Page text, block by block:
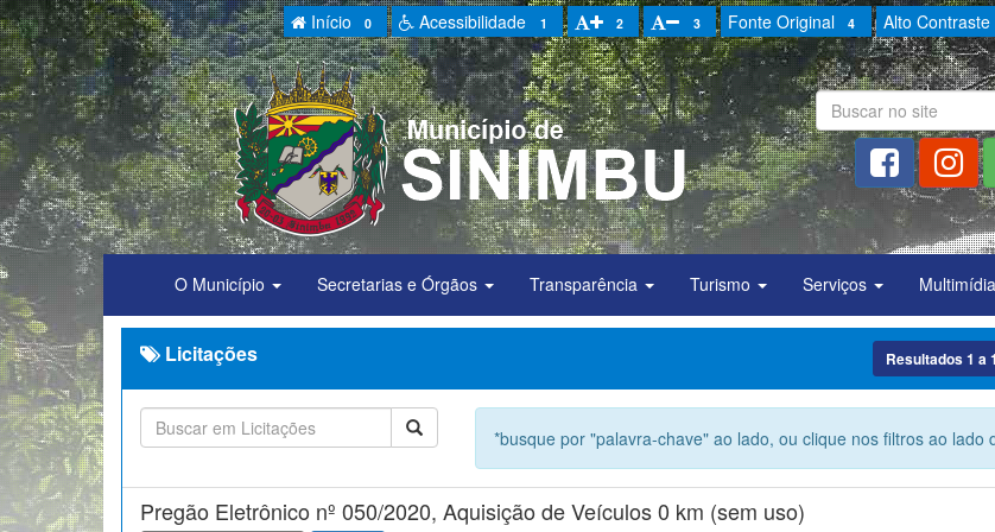
Início 0 Acessibilidade 1 2 3 Fonte Original 4 Alto Contraste
O Município Secretarias e Órgãos Transparência Turismo Serviços Multimídia
Licitações Resultados1 a1
*busque por "palavra-chave" ao lado, ou clique nos filtros ao lado
Pregão Eletrônico nº 050/2020, Aquisição de Veículos 0 km (sem uso)